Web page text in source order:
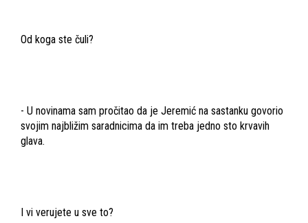
Od koga ste čuli?
- U novinama sam pročitao da je Jeremić na sastanku govorio
svojim najbližim saradnicima da im treba jedno sto krvavih
glava.
I vi verujete u sve to?